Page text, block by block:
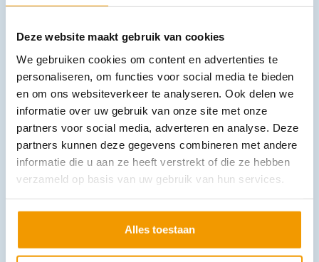
Deze website maakt gebruik van cookies
We gebruiken cookies om content en advertenties te
personaliseren, om functies voor social media te bieden
en om ons websiteverkeer te analyseren. Ook delen we
informatie over uw gebruik van onze site met onze
partners voor social media, adverteren en analyse. Deze
partners kunnen deze gegevens combineren met andere
informatie die u aan ze heeft verstrekt of die ze hebben
verzameld op basis van uw gebruik van hun services.
Alles toestaan
€ 13,77 – €16,34
12.63 excl. btw
Opties bekijken
Leverbaar